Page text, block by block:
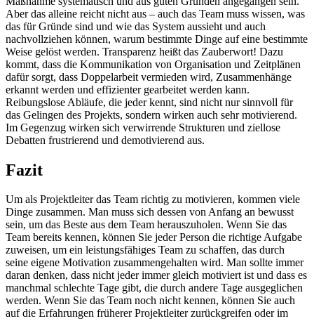
Aber das alleine reicht nicht aus – auch das Team muss wissen, was
das für Gründe sind und wie das System aussieht und auch
nachvollziehen können, warum bestimmte Dinge auf eine bestimmte
Weise gelöst werden. Transparenz heißt das Zauberwort! Dazu
kommt, dass die Kommunikation von Organisation und Zeitplänen
dafür sorgt, dass Doppelarbeit vermieden wird, Zusammenhänge
erkannt werden und effizienter gearbeitet werden kann.
Reibungslose Abläufe, die jeder kennt, sind nicht nur sinnvoll für
das Gelingen des Projekts, sondern wirken auch sehr motivierend.
Im Gegenzug wirken sich verwirrende Strukturen und ziellose
Debatten frustrierend und demotivierend aus.
Fazit
Um als Projektleiter das Team richtig zu motivieren, kommen viele
Dinge zusammen. Man muss sich dessen von Anfang an bewusst
sein, um das Beste aus dem Team herauszuholen. Wenn Sie das
Team bereits kennen, können Sie jeder Person die richtige Aufgabe
zuweisen, um ein leistungsfähiges Team zu schaffen, das durch
seine eigene Motivation zusammengehalten wird. Man sollte immer
daran denken, dass nicht jeder immer gleich motiviert ist und dass es
manchmal schlechte Tage gibt, die durch andere Tage ausgeglichen
werden. Wenn Sie das Team noch nicht kennen, können Sie auch
auf die Erfahrungen früherer Projektleiter zurückgreifen oder im